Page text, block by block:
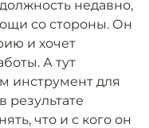
недавно,
со стороны. Он
и хочет
А тут
инструмент для
результате
что и с кого он